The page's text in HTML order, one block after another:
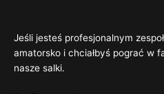
Jeśli jesteś profesjonalnym
amatorsko i chciałbyś pograć w
nasze salki.